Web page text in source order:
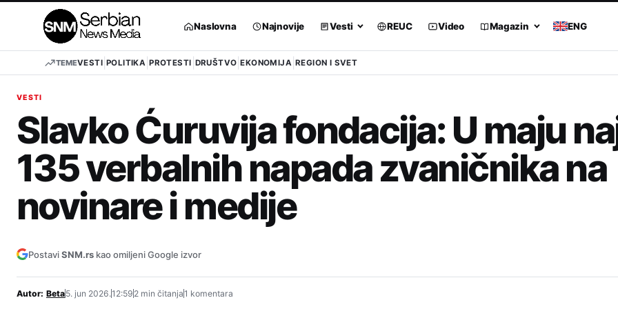
Naslovna Najnovije Vesti REUC Video Magazin ENG
TEMEVESTI POLITIKA PROTESTI DRUŠTVO EKONOMIJA REGION I SVET
VESTI
Slavko Ćuruvija fondacija: U maju
135 verbalnih napada zvaničnika na
novinare i medije
PostaviSNM.rs kao omiljeni Google izvor
Autor: Beta5. jun 2026.12:59 2 min čitanja1 komentara